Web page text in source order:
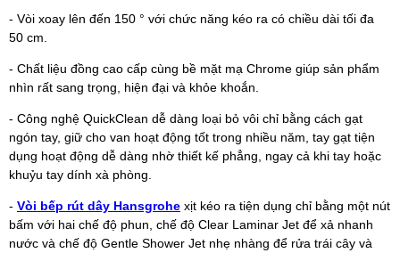
- Vòi xoay lên đến 150 ° với chức năng kéo ra có chiều dài tối đa
50 cm.
- Chất liệu đồng cao cấp cùng bề mặt mạ Chrome giúp sản phẩm
nhìn rất sang trọng, hiện đại và khỏe khoắn.
- Công nghệ QuickClean dễ dàng loại bỏ vôi chỉ bằng cách gạt
ngón tay, giữ cho van hoạt động tốt trong nhiều năm, tay gạt tiện
dụng hoạt động dễ dàng nhờ thiết kế phẳng, ngay cả khi tay hoặc
khuỷu tay dính xà phòng.
- Vòi bếp rút dây Hansgrohe xịt kéo ra tiện dụng chỉ bằng một nút
bấm với hai chế độ phun, chế độ Clear Laminar Jet để xả nhanh
nước và chế độ Gentle Shower Jet nhẹ nhàng để rửa trái cây và